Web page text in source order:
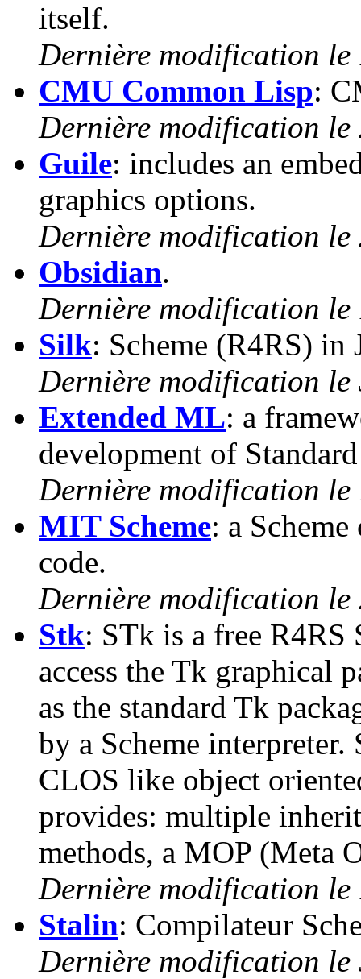
itself.
Dernière modification le
CMU Common Lisp:
Dernière modification le
Guile: includes an
graphics options.
Dernière modification le
Obsidian.
Dernière modification le
Silk: Scheme (R4RS) in
Dernière modification
Extended ML: a
development of
Dernière modification le
MIT Scheme: a
code.
Dernière modification le
Stk: STk is a free R4RS
access the Tk graphical
as the standard Tk
by a Scheme
CLOS like object
provides: multiple
methods, a MOP (Meta
Dernière modification
Stalin: Compilateur
Dernière modification le